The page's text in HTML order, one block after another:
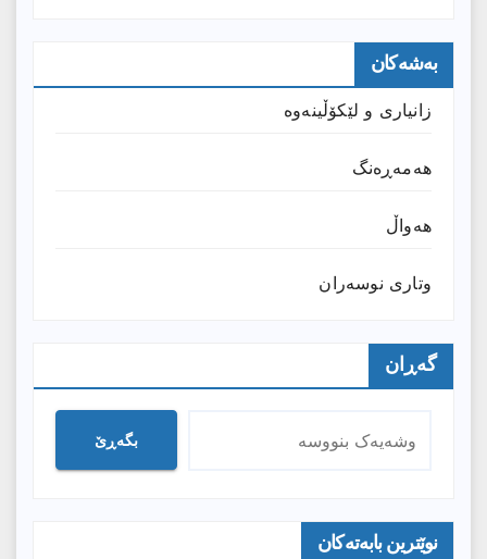
بەشەکان
زانیارى و لێکۆڵینەوە
هەمەڕەنگ
هەواڵ
وتارى نوسەران
گەڕان
بگەڕێ
نوێترین بابەتەکان